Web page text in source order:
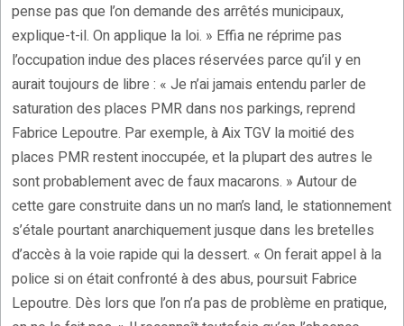
pense pas que l’on demande des arrêtés municipaux,
explique-t-il. On applique la loi. » Effia ne réprime pas
l’occupation indue des places réservées parce qu’il y en
aurait toujours de libre : « Je n’ai jamais entendu parler de
saturation des places PMR dans nos parkings, reprend
Fabrice Lepoutre. Par exemple, à Aix TGV la moitié des
places PMR restent inoccupée, et la plupart des autres le
sont probablement avec de faux macarons. » Autour de
cette gare construite dans un no man’s land, le stationnement
s’étale pourtant anarchiquement jusque dans les bretelles
d’accès à la voie rapide qui la dessert. « On ferait appel à la
police si on était confronté à des abus, poursuit Fabrice
Lepoutre. Dès lors que l’on n’a pas de problème en pratique,